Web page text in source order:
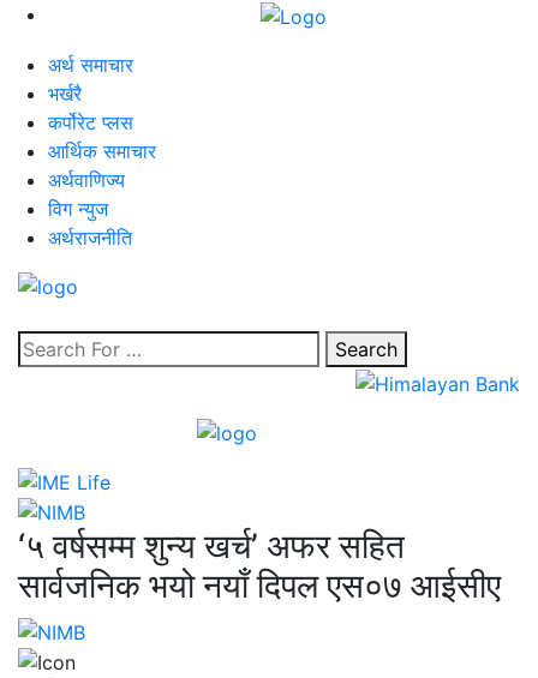
अर्थ समाचार
भर्खरै
कर्पोरेट प्लस
आर्थिक समाचार
अर्थवाणिज्य
विग न्युज
अर्थराजनीति
Search
‘५ वर्षसम्म शुन्य खर्च’ अफर सहित
सार्वजनिक भयो नयाँ दिपल एस०७ आईसीए